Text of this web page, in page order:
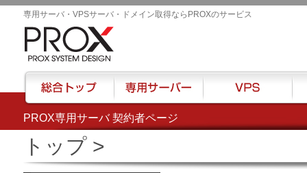
PROX専用サーバ 契約者ページ
専用サーバ・VPSサーバ・ドメイン取得ならPROXのサービス
トップ>
総合トップ 専用サーバー VPS ハ